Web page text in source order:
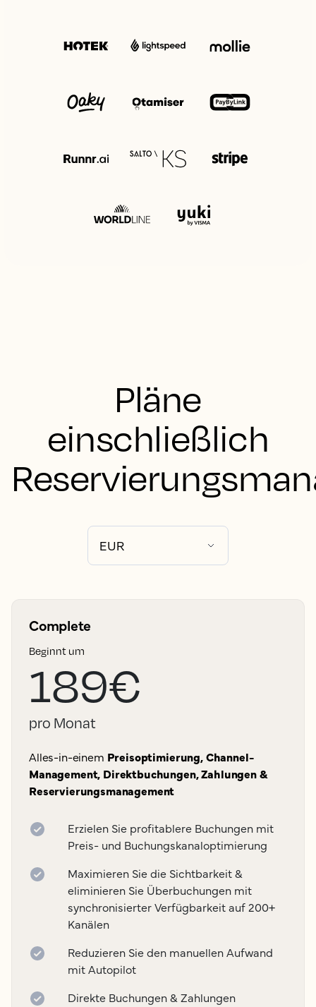
Pläne
einschließlich
Complete
Beginnt um
189€
pro Monat
Alles-in-einem Preisoptimierung, Channel-
Management, Direktbuchungen, Zahlungen &
Reservierungsmanagement
Erzielen Sie profitablere Buchungen mit
Preis- und Buchungskanaloptimierung
Maximieren Sie die Sichtbarkeit &
eliminieren Sie Überbuchungen mit
synchronisierter Verfügbarkeit auf 200+
Kanälen
Reduzieren Sie den manuellen Aufwand
mit Autopilot
Direkte Buchungen & Zahlungen